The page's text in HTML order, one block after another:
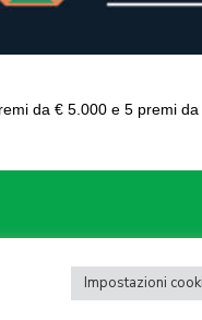
Impostazioni
da € 5.000 e 5 premi